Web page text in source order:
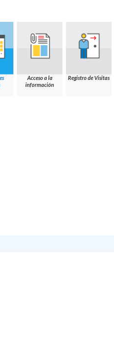
Acceso a la
información
Registro de Visitas